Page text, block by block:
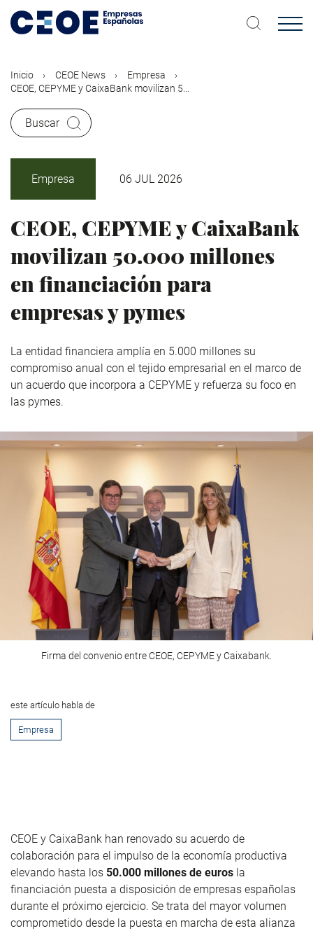
contenido
Inicio CEOE News
Empresa
CEOE, CEPYME y CaixaBank movilizan 5...
Buscar
Empresa 06 JUL 2026
CEOE, CEPYME y CaixaBank
movilizan 50.000 millones
en financiación para
empresas y pymes
La entidad financiera amplía en 5.000 millones su
compromiso anual con el tejido empresarial en el marco de
un acuerdo que incorpora a CEPYME y refuerza su foco en
las pymes.
Firma del convenio entre CEOE, CEPYME y Caixabank.
este artículo habla de
Empresa
CEOE y CaixaBank han renovado su acuerdo de
colaboración para el impulso de la economía productiva
elevando hasta los 50.000 millones de euros la
financiación puesta a disposición de empresas españolas
durante el próximo ejercicio. Se trata del mayor volumen
comprometido desde la puesta en marcha de esta alianza